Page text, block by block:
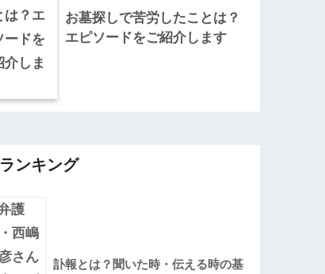
お墓探しで苦労したことは？
エピソードをご紹介します
ランキング
訃報とは？聞いた時・伝える時の基